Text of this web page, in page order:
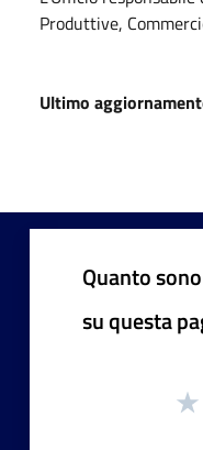
Produttive,
Ultimo
Quanto
su questa